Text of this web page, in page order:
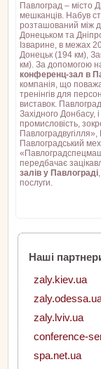
Павлоград – місто
мешканців. Набув
розташований між
Донецьком та
Ізварине, в межах
Донецьк (194 км),
км). За допомогою
конференц-зал в
компанія, що
тренінгів для
виставок.
Західного Донбасу,
промисловість,
Павлоградський
передбачає
залів у Павлограді
послуги.
Наші
zaly.kiev.ua
zaly.lviv.ua
conference-
spa.net.ua